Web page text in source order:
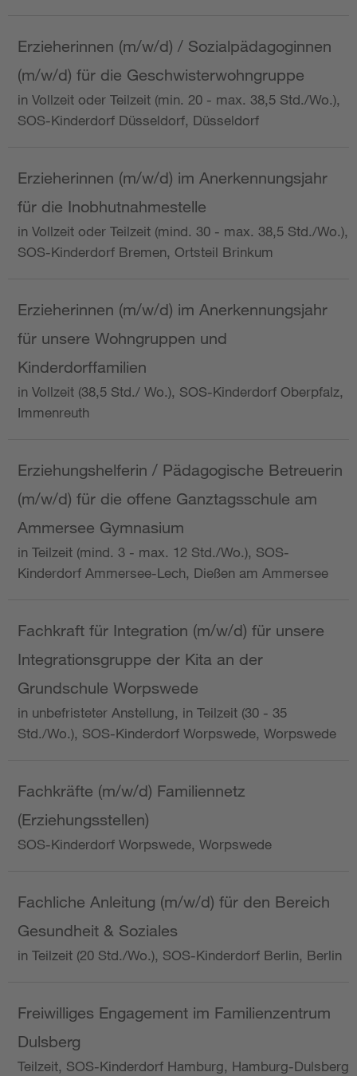
Erzieherinnen (m/w/d) / Sozialpädagoginnen
(m/w/d) für die Geschwisterwohngruppe
in Vollzeit oder Teilzeit (min. 20 - max. 38,5 Std./Wo.),
SOS-Kinderdorf Düsseldorf, Düsseldorf
Erzieherinnen (m/w/d) im Anerkennungsjahr
für die Inobhutnahmestelle
in Vollzeit oder Teilzeit (mind. 30 - max. 38,5 Std./Wo.),
SOS-Kinderdorf Bremen, Ortsteil Brinkum
Erzieherinnen (m/w/d) im Anerkennungsjahr
für unsere Wohngruppen und
Kinderdorffamilien
in Vollzeit (38,5 Std./ Wo.), SOS-Kinderdorf Oberpfalz,
Immenreuth
Erziehungshelferin / Pädagogische Betreuerin
(m/w/d) für die offene Ganztagsschule am
Ammersee Gymnasium
in Teilzeit (mind. 3 - max. 12 Std./Wo.), SOS-
Kinderdorf Ammersee-Lech, Dießen am Ammersee
Fachkraft für Integration (m/w/d) für unsere
Integrationsgruppe der Kita an der
Grundschule Worpswede
in unbefristeter Anstellung, in Teilzeit (30 - 35
Std./Wo.), SOS-Kinderdorf Worpswede, Worpswede
Fachkräfte (m/w/d) Familiennetz
(Erziehungsstellen)
SOS-Kinderdorf Worpswede, Worpswede
Fachliche Anleitung (m/w/d) für den Bereich
Gesundheit & Soziales
in Teilzeit (20 Std./Wo.), SOS-Kinderdorf Berlin, Berlin
Freiwilliges Engagement im Familienzentrum
Dulsberg
Teilzeit, SOS-Kinderdorf Hamburg, Hamburg-Dulsberg